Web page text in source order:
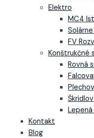
Elektro
MC4
FV
Konštrukčné
Rovná
Kontakt
Blog